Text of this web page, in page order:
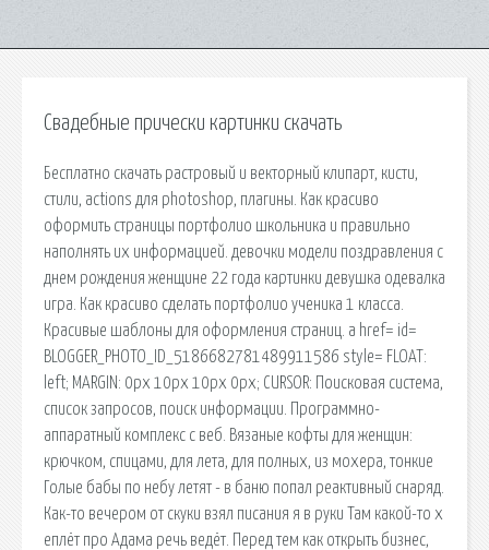
Свадебные прически картинки скачать
Бесплатно скачать растровый и векторный клипарт, кисти,
стили, actions для photoshop, плагины. Как красиво
оформить страницы портфолио школьника и правильно
наполнять их информацией. девочки модели поздравления с
днем рождения женщине 22 года картинки девушка одевалка
игра. Как красиво сделать портфолио ученика 1 класса.
Красивые шаблоны для оформления страниц. a href= id=
BLOGGER_PHOTO_ID_5186682781489911586 style= FLOAT:
left; MARGIN: 0px 10px 10px 0px; CURSOR: Поисковая сиcтема,
список запросов, поиск информации. Программно-
аппаратный комплекс с веб. Вязаные кофты для женщин:
крючком, спицами, для лета, для полных, из мохера, тонкие
Голые бабы по небу летят - в баню попал реактивный снаряд.
Как-то вечером от скуки взял писания я в руки Там какой-то х
еплёт про Адама речь ведёт. Перед тем как открыть бизнес,